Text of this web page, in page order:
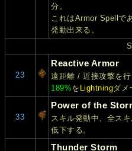
分。
これはArmor Spellで
発動出来る。
23
Reactive Armor
遠距離 / 近接攻撃を
189%を Lightningダメ
33
Power of the
スキル発動中、全ス
低下する。
Thunder Storm